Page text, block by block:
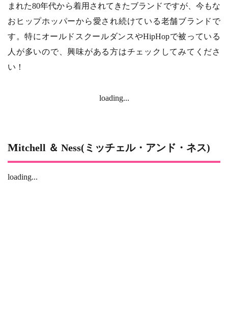
まれた80年代から着用されてきたブランドですが、今もな
おヒップホッパーから愛され続けている老舗ブランドで
す。特にオールドスクールダンスやHipHopで被っている
人が多いので、興味がある方はチェックしてみてくださ
い！
loading...
Mitchell ＆ Ness(ミッチェル・アンド・ネス)
loading...